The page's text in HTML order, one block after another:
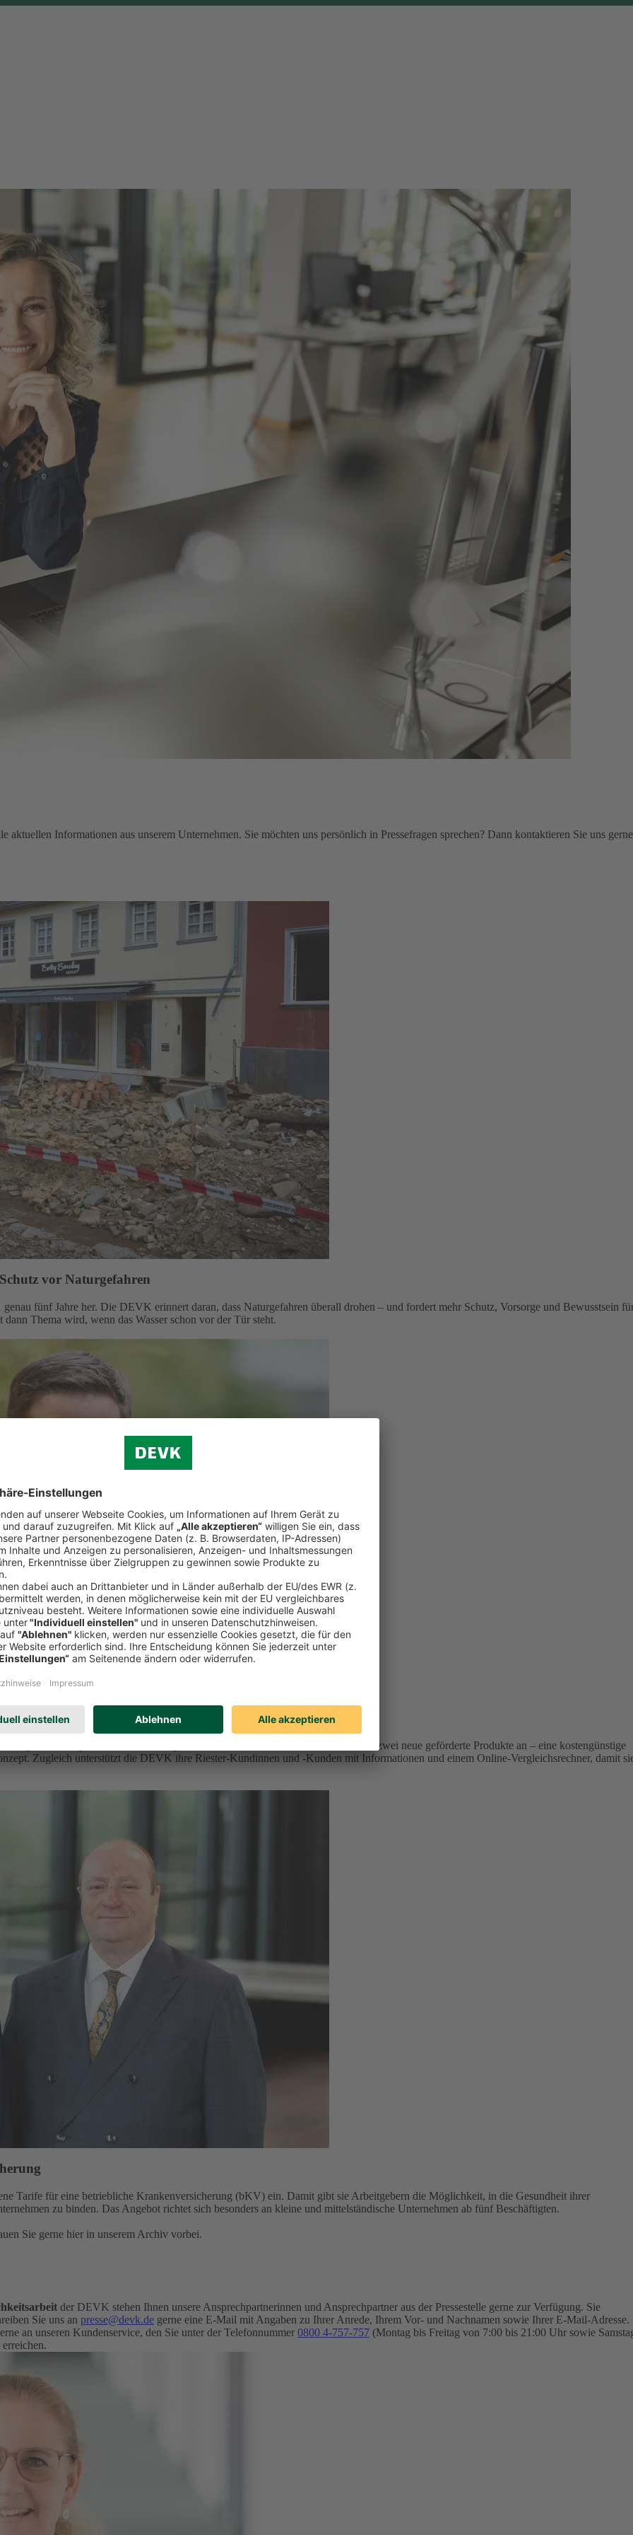
Informationen aus unserem Unternehmen. Sie möchten uns persönlich in Pressefragen sprechen? Dann kontaktieren Sie uns
vor Naturgefahren
fünf Jahre her. Die DEVK erinnert daran, dass Naturgefahren überall drohen – und fordert mehr Schutz, Vorsorge und Bewusstsein
Thema wird, wenn das Wasser schon vor der Tür steht.
vor
geförderten privaten Altersvorsorge ein. Ab 2027 bietet der Kölner Versicherer zwei neue geförderte Produkte an – eine kostengünstige
Zugleich unterstützt die DEVK ihre Riester-Kundinnen und -Kunden mit Informationen und einem Online-Vergleichsrechner, damit
Tarife für eine betriebliche Krankenversicherung (bKV) ein. Damit gibt sie Arbeitgebern die Möglichkeit, in die Gesundheit ihrer
zu binden. Das Angebot richtet sich besonders an kleine und mittelständische Unternehmen ab fünf Beschäftigten.
Sie gerne hier in unserem Archiv vorbei.
der DEVK stehen Ihnen unsere Ansprechpartnerinnen und Ansprechpartner aus der Pressestelle gerne zur Verfügung. Sie
Sie uns an presse@devk.de gerne eine E-Mail mit Angaben zu Ihrer Anrede, Ihrem Vor- und Nachnamen sowie Ihrer E-Mail-Adresse.
an unseren Kundenservice, den Sie unter der Telefonnummer 0800 4-757-757 (Montag bis Freitag von 7:00 bis 21:00 Uhr sowie